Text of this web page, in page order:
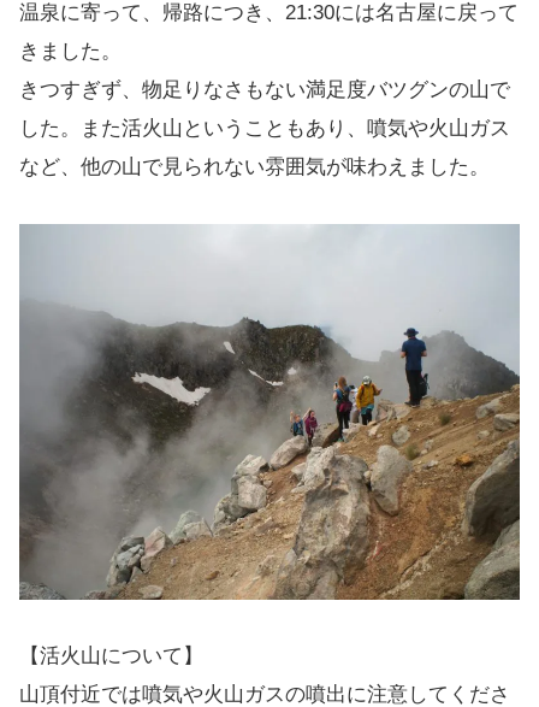
温泉に寄って、帰路につき、21:30には名古屋に戻って
きました。
きつすぎず、物足りなさもない満足度バツグンの山で
した。また活火山ということもあり、噴気や火山ガス
など、他の山で見られない雰囲気が味わえました。
【活火山について】
山頂付近では噴気や火山ガスの噴出に注意してくださ